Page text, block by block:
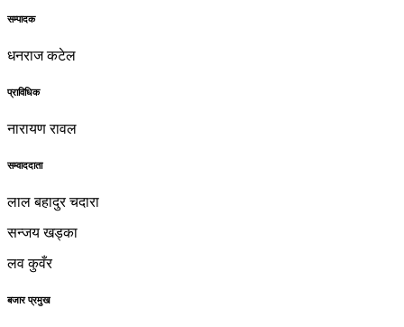
सम्पादक
धनराज कटेल
प्राविधिक
नारायण रावल
सम्वाददाता
लाल बहादुर चदारा
सन्जय खड्का
लव कुवँर
बजार प्रमुख